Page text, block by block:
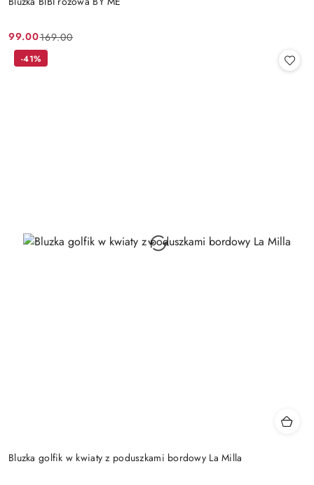
Cena
promocyjna:
99.00
Cena
przed
169.00
Bluzka golfik w kwiaty z poduszkami bordowy La Milla
-41%